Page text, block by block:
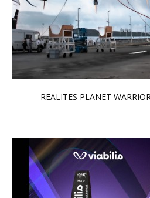
REALITES PLANET
En savoir plus...